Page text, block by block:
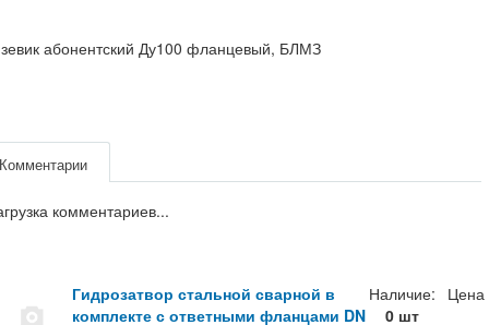
абонентский Ду100 фланцевый, БЛМЗ
комментариев...
Гидрозатвор стальной сварной в
комплекте с ответными фланцами DN
Наличие:
0 шт
Цена